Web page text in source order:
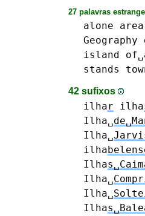
27 palavras
alone area
Geography
island
stands
42 sufixos
ilhar ilha
Ilha␣
Ilha␣
ilha
Ilha
Ilha␣
Ilha␣
Ilha